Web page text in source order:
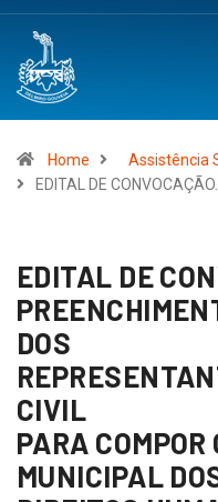
Home
Assistência
EDITAL DE CONVOCAÇÃO…
EDITAL DE
DOS
CIVIL
PARA COMPOR
MUNICIPAL